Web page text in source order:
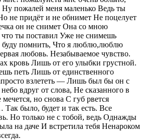
Ну пожалей меня маленько Ведь ты
не придёт и не обнимет Не поцелует
он не снимет Она со мною
что ты поставил Уже не снимешь
буду помнить, Что я люблю,люблю
любовь. Незабываемое чувство.
кровь Лишь от его улыбки грустной.
петь Лишь от единственного
взлететь — Лишь был бы он с
вдруг от слова, Не сказанного в
но снова С губ рвется
было, будет и так есть. Все
Но только не с тобой, ведь Однажды
на даче И встретила тебя Ненароком